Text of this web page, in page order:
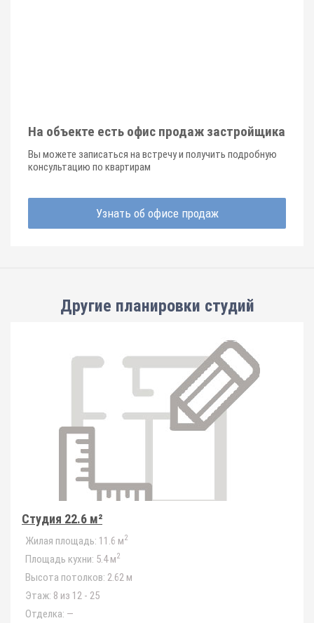
На объекте есть офис продаж застройщика
Вы можете записаться на встречу и получить подробную
консультацию по квартирам
Узнать об офисе продаж
Другие планировки студий
Студия 22.6 м²
Жилая площадь: 11.6 м2
Площадь кухни: 5.4 м2
Высота потолков: 2.62 м
Этаж: 8 из 12 - 25
Отделка: —